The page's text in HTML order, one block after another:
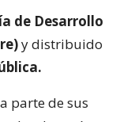
de Desarrollo
y distribuido
parte de sus